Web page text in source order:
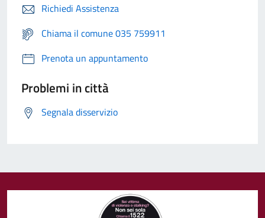
Richiedi Assistenza
Chiama il comune 035 759911
Prenota un appuntamento
Problemi in città
Segnala disservizio